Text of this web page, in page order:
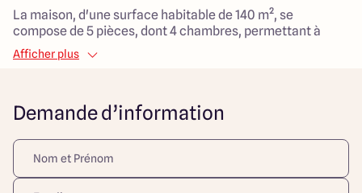
La maison, d'une surface habitable de 140 m², se
compose de 5 pièces, dont 4 chambres, permettant à
chaque membre de la famille de bénéficier de son propre
espace. La disposition intérieure bien pensée garantit un
d'aménagements en fonction des besoins de leur famille.
Ce projet, situé dans une localité qui privilégie la
tranquillité, offre aussi la possibilité de profiter d'espaces
extérieurs pour des moments de détente en plein air. La
Afficher plus
Demande d’information